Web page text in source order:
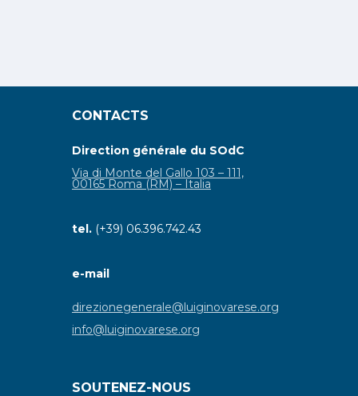
CONTACTS
Direction générale du SOdC
Via di Monte del Gallo 103 – 111,
00165 Roma (RM) – Italia
tel. (+39) 06.396.742.43
e-mail
direzionegenerale@luiginovarese.org
info@luiginovarese.org
SOUTENEZ-NOUS